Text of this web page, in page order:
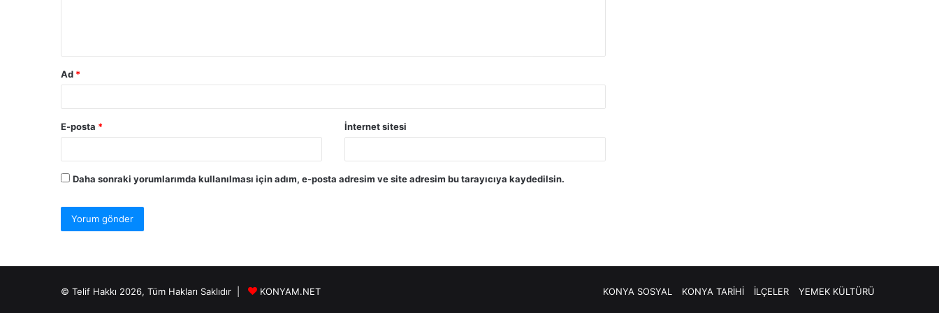
Ad *
E-posta * İnternet sitesi
Daha sonraki yorumlarımda kullanılması için adım, e-posta adresim ve site adresim bu tarayıcıya kaydedilsin.
© Telif Hakkı 2026, Tüm Hakları Saklıdır | KONYAM.NET KONYA SOSYAL KONYA TARİHİ İLÇELER YEMEK KÜLTÜRÜ